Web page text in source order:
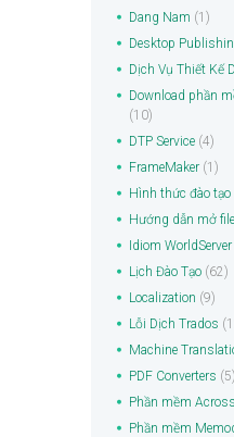
Dang Nam (1)
Desktop
Dịch Vụ Thiết Kế
Download phần
(10)
DTP Service(4)
FrameMaker(1)
Hình thức đào tạo
Hướng dẫn mở file
Idiom
Lịch Đào Tạo(62)
Localization (9)
Lỗi Dịch Trados
Machine
PDF Converters (5)
Phần mềm Across
Phần mềm